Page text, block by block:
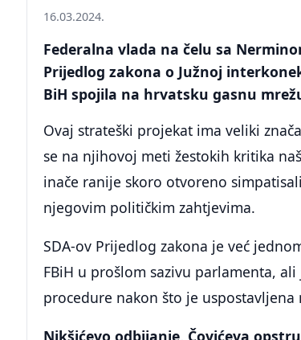
16.03.2024.
Federalna vlada na čelu sa
Prijedlog zakona o Južnoj
BiH spojila na hrvatsku gasnu
Ovaj strateški projekat ima veliki
se na njihovoj meti žestokih kritika
inače ranije skoro otvoreno
njegovim političkim zahtjevima.
SDA-ov Prijedlog zakona je već
FBiH u prošlom sazivu parlamenta,
procedure nakon što je uspostavljena